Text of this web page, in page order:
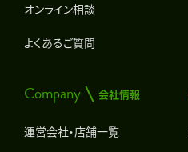
オンライン相談
よくあるご質問
Company 会社情報
運営会社・店舗一覧